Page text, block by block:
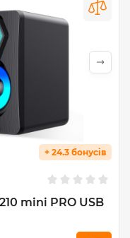
+ 24.3 бонусів
mini PRO USB